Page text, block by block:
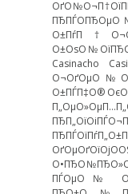
Casinacho
О±ПЃП‡О®
ПЃОµО№